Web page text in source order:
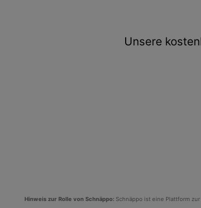
Unsere
Hinweis zur Rolle von Schnäppo:Schnäppo ist eine Plattform